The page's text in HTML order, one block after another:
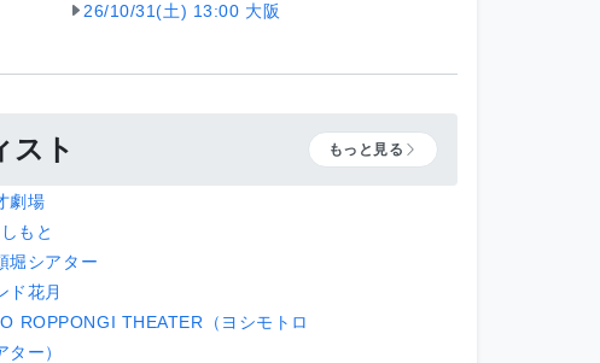
26/10/31(土) 13:00 大阪
スト もっと見る
劇場
もと
堀シアター
ド花月
ROPPONGI THEATER（ヨシモトロ
ター）